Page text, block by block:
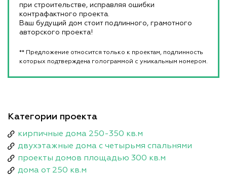
при строительстве, исправляя ошибки
контрафактного проекта.
Ваш будущий дом стоит подлинного, грамотного
авторского проекта!
** Предложение относится только к проектам, подлинность
которых подтверждена голограммой с уникальным номером.
Категории проекта
кирпичные дома 250-350 кв.м
двухэтажные дома с четырьмя спальнями
проекты домов площадью 300 кв.м
дома от 250 кв.м